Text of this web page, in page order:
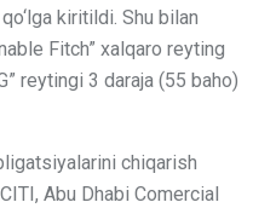
kiritildi. Shu bilan
Fitch” xalqaro reyting
reytingi 3 daraja (55 baho)
chiqarish
Abu Dhabi Comercial